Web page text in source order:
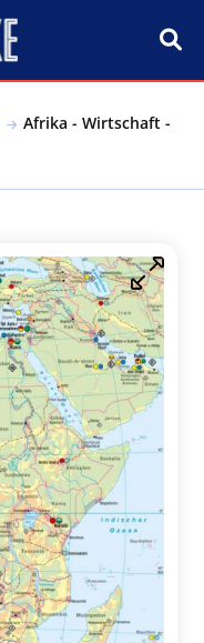
Afrika - Wirtschaft -